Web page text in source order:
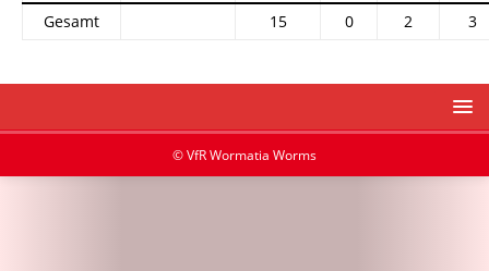
Gesamt 15 0 2 3
© VfR Wormatia Worms